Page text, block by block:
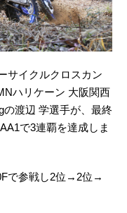
サイクルクロスカン
ハリケーン 大阪関西
渡辺 学選手が、最終
で3連覇を達成しま
で参戦し2位→2位→